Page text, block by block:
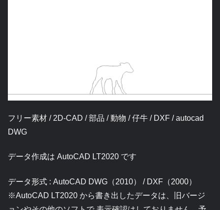
フリー素材 / 2D-CAD / 部品 / 動物 / 仔牛 / DXF / autocad
DWG
データ作成は AutoCAD LT2020 です
データ形式 : AutoCAD DWG（2010） / DXF（2000）
※AutoCAD LT2020 から書き出したデータは、旧バージ